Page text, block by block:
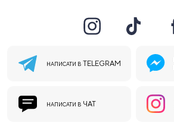
НАПИСАТИ В TELEGRAM
НАПИСАТИ В ЧАТ